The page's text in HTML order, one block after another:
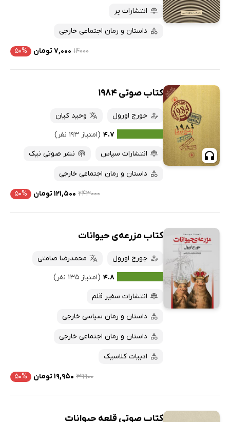
انتشارات پر
داستان و رمان اجتماعی خارجی
۱۴۰۰۰ ۷,۰۰۰ تومان ۵۰%
کتاب صوتی 1984
جورج اورول
وحید کیان
۴.۷ (امتیاز ۱۹۳ نفر)
انتشارات سپاس
نشر صوتی نیک
داستان و رمان اجتماعی خارجی
۲۴۳۰۰۰ ۱۲۱,۵۰۰ تومان ۵۰%
کتاب مزرعه‌ی حیوانات
جورج اورول
محمدرضا صامتی
۴.۸ (امتیاز ۱۳۵ نفر)
انتشارات سفیر قلم
داستان و رمان سیاسی خارجی
داستان و رمان اجتماعی خارجی
ادبیات کلاسیک
۳۹۹۰۰ ۱۹,۹۵۰ تومان ۵۰%
کتاب صوتی قلعه حیوانات